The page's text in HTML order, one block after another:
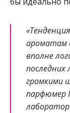
ароматам
вполне
громкими
парфюмер